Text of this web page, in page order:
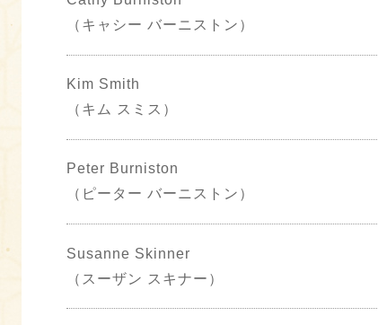
（キャシー バーニストン）
Kim Smith
（キム スミス）
Peter Burniston
（ピーター バーニストン）
Susanne Skinner
（スーザン スキナー）